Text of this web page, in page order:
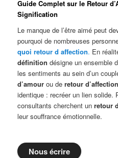
Guide Complet sur le Retour
Signification
Le manque de l’être aimé peut
pourquoi de nombreuses
quoi retour d affection. En
définition désigne un ensemble
les sentiments au sein d’un
d’amour ou deretour
identique : recréer un lien solide.
consultants cherchent unretour
leur souffrance émotionnelle.
Nous écrire